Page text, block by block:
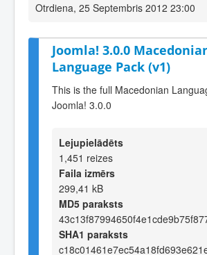
Otrdiena, 25 Septembris 2012 23:00
Joomla! 3.0.0
Language Pack (v1)
This is the full Macedonian
Joomla! 3.0.0
Lejupielādēts
1,451 reizes
Faila izmērs
299,41 kB
MD5 paraksts
SHA1 paraksts